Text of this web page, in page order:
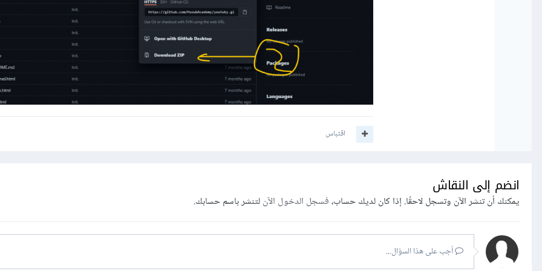
اقتباس
انضم إلى النقاش
يمكنك أن تنشر الآن وتسجل لاحقًا. إذا كان لديك حساب،فسجل الدخول الآنلتنشر باسم حسابك.
أجب على هذا السؤال...